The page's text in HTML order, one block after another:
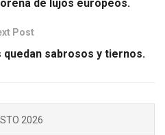
de lujos europeos.
Post
sabrosos y tiernos.
2026